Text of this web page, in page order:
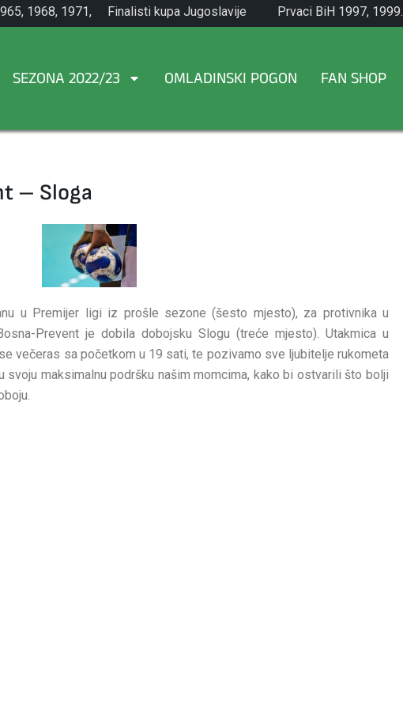
1968, 1971,
Finalisti kupa Jugoslavije
1965.
Prvaci BiH 1997, 1999.
SEZONA 2022/23 OMLADINSKI POGON FAN SHOP
– Sloga
u Premijer ligi iz prošle sezone (šesto mjesto), za protivnika u
Prevent je dobila dobojsku Slogu (treće mjesto). Utakmica u
večeras sa početkom u 19 sati, te pozivamo sve ljubitelje rukometa
svoju maksimalnu podršku našim momcima, kako bi ostvarili što bolji